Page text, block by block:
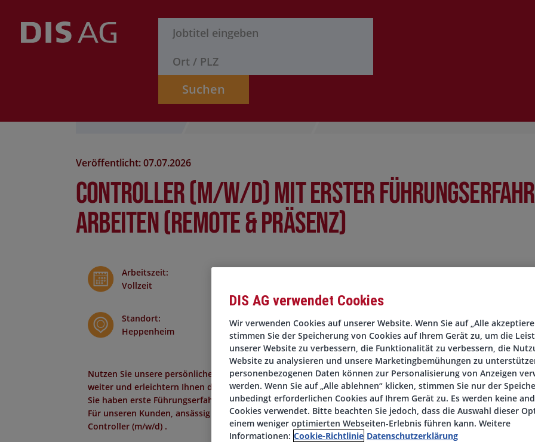
Suchen
Veröffentlicht: 07.07.2026
Controller (m/w/d) mit erster
Arbeiten (Remote & Präsenz)
Arbeitszeit:
Vollzeit
Standort:
Heppenheim
Nutzen Sie unsere persönlichen Kontakte zu Arbeitgebern bundesweit! Wir empfehlen Sie an unsere Kunden
weiter und erleichtern Ihnen damit den Einstieg in Ihre Wunschposition.
Sie haben erste Führungserfahrung sammeln können?Dann sind Sie bei uns genau richtig!
Für unseren Kunden, ansässig in der Technikbranche, im Herzen von Heppenheim suchen wir Sie als(Senior)
Controller (m/w/d) .
DIS AG verwendet Cookies
Wir verwenden Cookies auf unserer Website. Wenn Sie auf „Alle
stimmen Sie der Speicherung von Cookies auf Ihrem Gerät zu, um die
unserer Website zu verbessern, die Funktionalität zu verbessern, die
Website zu analysieren und unsere Marketingbemühungen zu
personenbezogenen Daten können zur Personalisierung von Anzeigen
werden. Wenn Sie auf „Alle ablehnen“ klicken, stimmen Sie nur der
unbedingt erforderlichen Cookies auf Ihrem Gerät zu. Es werden keine
Cookies verwendet. Bitte beachten Sie jedoch, dass die Auswahl dieser
einem weniger optimierten Webseiten-Erlebnis führen kann. Weitere
Informationen: Cookie-Richtlinie Datenschutzerklärung